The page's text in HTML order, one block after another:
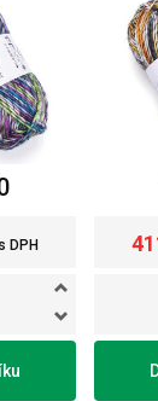
s DPH